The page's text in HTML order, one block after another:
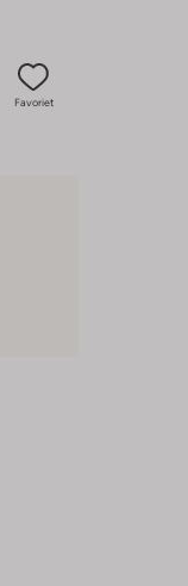
Favoriet